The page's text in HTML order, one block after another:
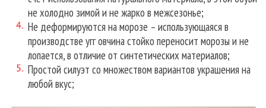
не холодно зимой и не жарко в межсезонье;
Не деформируются на морозе – использующаяся в
производстве угг овчина стойко переносит морозы и не
лопается, в отличие от синтетических материалов;
Простой силуэт со множеством вариантов украшения на
любой вкус;